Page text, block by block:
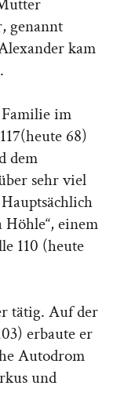
genannt
kam
im
68)
dem
sehr viel
Höhle“, einem
110 (heute
tätig. Auf der
erbaute er
Autodrom
und